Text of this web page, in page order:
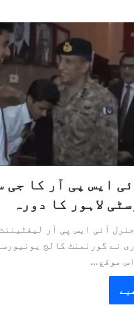
ایس پی آر کا جی
لاہور کا دورہ
آئی ایس پی آر
نے گورنمنٹ کالج
موقع…